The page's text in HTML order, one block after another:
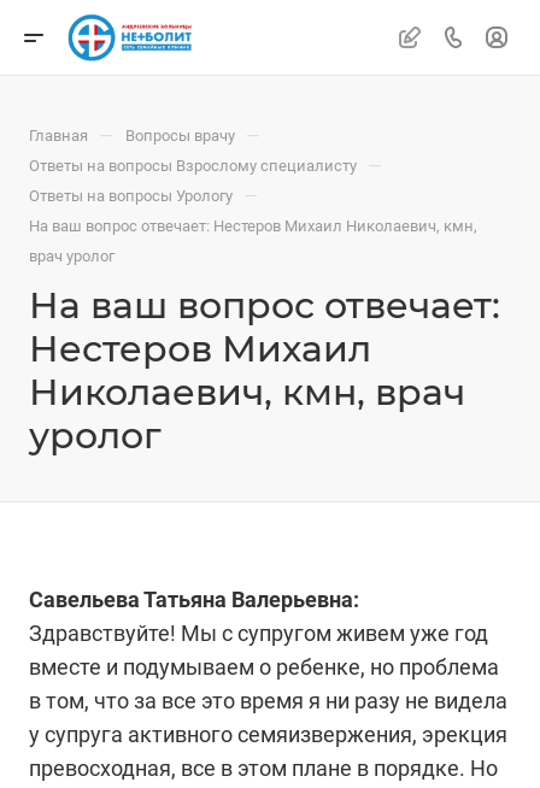
Главная — Вопросы врачу —
Ответы на вопросы Взрослому специалисту —
Ответы на вопросы Урологу —
На ваш вопрос отвечает: Нестеров Михаил Николаевич, кмн,
врач уролог
На ваш вопрос отвечает:
Нестеров Михаил
Николаевич, кмн, врач
уролог
Савельева Татьяна Валерьевна:
Здравствуйте! Мы с супругом живем уже год
вместе и подумываем о ребенке, но проблема
в том, что за все это время я ни разу не видела
у супруга активного семяизвержения, эрекция
превосходная, все в этом плане в порядке. Но